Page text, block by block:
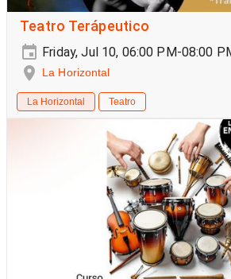
Teatro Terápeutico
Friday, Jul 10, 06:00 PM-08:00
La Horizontal
La Horizontal Teatro